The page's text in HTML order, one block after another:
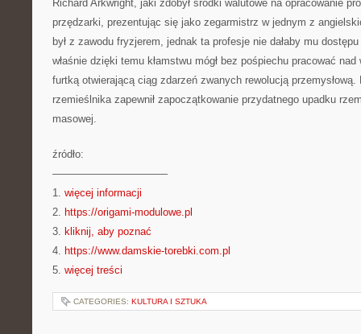
Richard Arkwright, jaki zdobył środki walutowe na opracowanie
przędzarki, prezentując się jako zegarmistrz w jednym z
był z zawodu fryzjerem, jednak ta profesje nie dałaby mu
właśnie dzięki temu kłamstwu mógł bez pośpiechu pracować
furtką otwierającą ciąg zdarzeń zwanych rewolucją
rzemieślnika zapewnił zapoczątkowanie przydatnego upadku
masowej.
źródło:
———————————
1. więcej informacji
2. https://origami-modulowe.pl
3. kliknij, aby poznać
4. https://www.damskie-torebki.com.pl
5. więcej treści
CATEGORIES: KULTURA I SZTUKA